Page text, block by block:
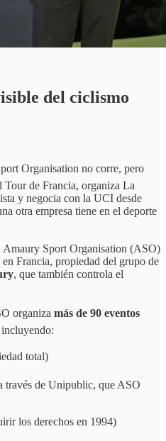
del ciclismo
Organisation no corre, pero
Tour de Francia, organiza La
y negocia con la UCI desde
otra empresa tiene en el deporte
Amaury Sport Organisation (ASO)
Francia, propiedad del grupo de
, que también controla el
organiza más de 90 eventos
incluyendo:
total)
través de Unipublic, que ASO
los derechos en 1994)